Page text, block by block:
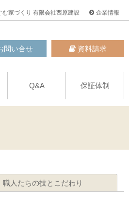
企業情報
む家づくり 有限会社西原建設
問い合せ 資料請求
Q&A 保証体制
職人たちの技とこだわり